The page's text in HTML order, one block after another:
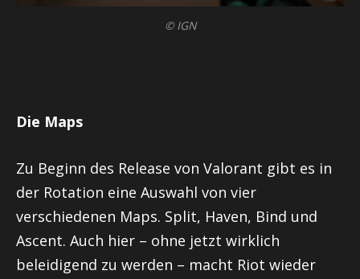
© IGN
Die Maps
Zu Beginn des Release von Valorant gibt es in
der Rotation eine Auswahl von vier
verschiedenen Maps. Split, Haven, Bind und
Ascent. Auch hier – ohne jetzt wirklich
beleidigend zu werden – macht Riot wieder